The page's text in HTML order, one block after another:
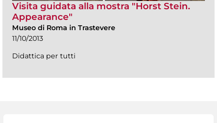
Visita guidata alla mostra "Horst Stein.
Appearance"
Museo di Roma in Trastevere
11/10/2013
Didattica per tutti